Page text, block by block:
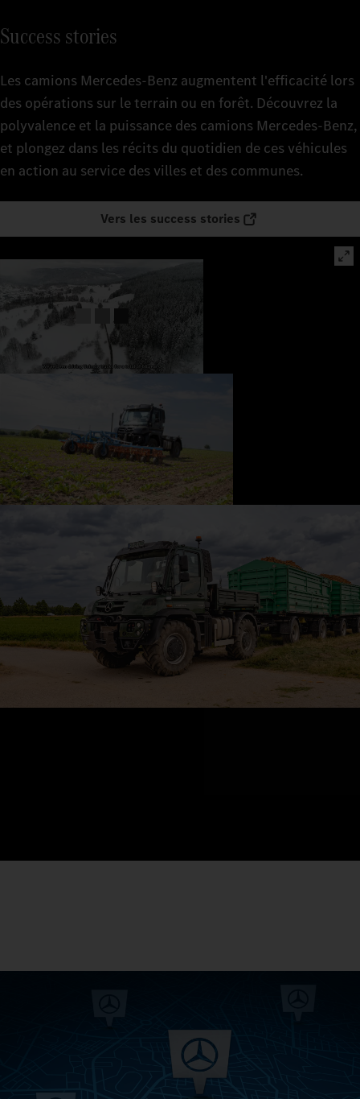
Success stories
Les camions Mercedes‑Benz augmentent l'efficacité lors
des opérations sur le terrain ou en forêt. Découvrez la
polyvalence et la puissance des camions Mercedes-Benz,
et plongez dans les récits du quotidien de ces véhicules
en action au service des villes et des communes.
Vers les success stories